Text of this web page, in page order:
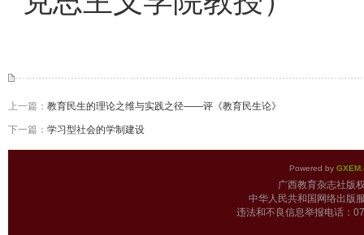
上一篇： 教育民生的理论之维与实践之径——评《教育民生论》
下一篇： 学习型社会的学制建设
Powered by
广西教育杂志
中华人民共和国网络出版
违法和不良信息举报电话：